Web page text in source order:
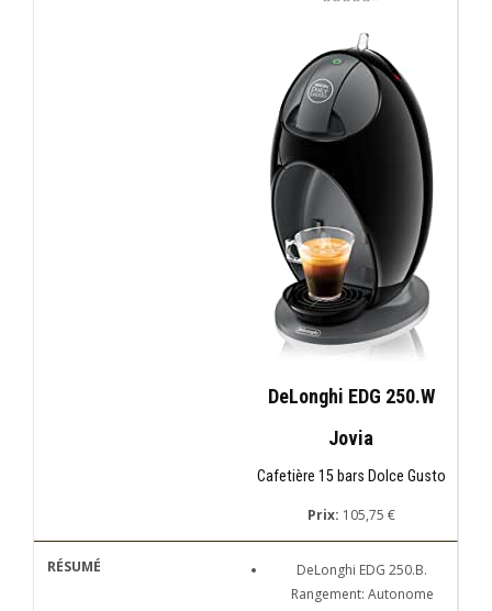
DeLonghi EDG 250.W
Jovia
Cafetière 15 bars Dolce Gusto
Prix: 105,75 €
DeLonghi EDG 250.B.
Rangement: Autonome